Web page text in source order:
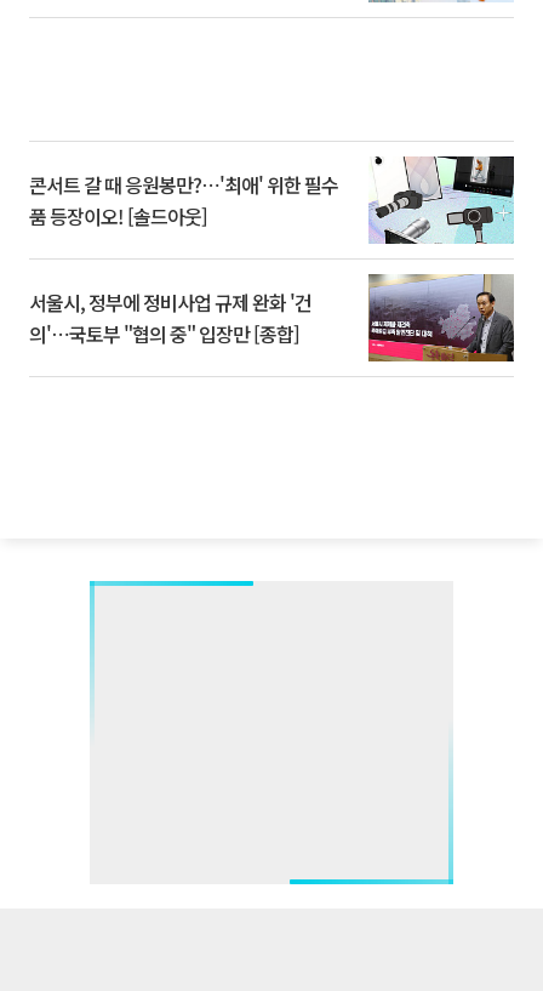
콘서트 갈 때 응원봉만?⋯'최애' 위한 필수
품 등장이오! [솔드아웃]
서울시, 정부에 정비사업 규제 완화 '건
의'⋯국토부 "협의 중" 입장만 [종합]